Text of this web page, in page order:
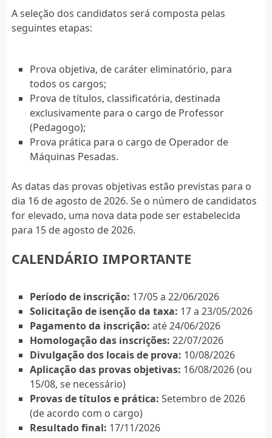
A seleção dos candidatos será composta pelas
seguintes etapas:
Prova objetiva, de caráter eliminatório, para
todos os cargos;
Prova de títulos, classificatória, destinada
exclusivamente para o cargo de Professor
(Pedagogo);
Prova prática para o cargo de Operador de
Máquinas Pesadas.
As datas das provas objetivas estão previstas para o
dia 16 de agosto de 2026. Se o número de candidatos
for elevado, uma nova data pode ser estabelecida
para 15 de agosto de 2026.
CALENDÁRIO IMPORTANTE
Período de inscrição: 17/05 a 22/06/2026
Solicitação de isenção da taxa: 17 a 23/05/2026
Pagamento da inscrição: até 24/06/2026
Homologação das inscrições: 22/07/2026
Divulgação dos locais de prova: 10/08/2026
Aplicação das provas objetivas: 16/08/2026 (ou
15/08, se necessário)
Provas de títulos e prática: Setembro de 2026
(de acordo com o cargo)
Resultado final: 17/11/2026